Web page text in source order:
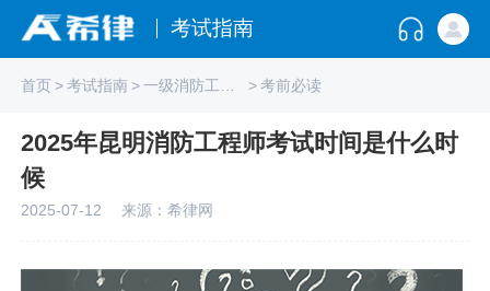
考试指南
首页>考试指南> > 考前必读
2025年昆明消防工程师考试时间是什么时
候
2025-07-12 来源：希律网